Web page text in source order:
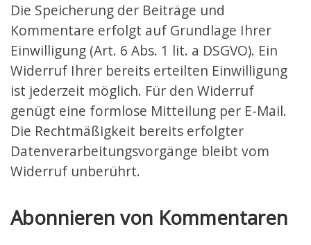
Die Speicherung der Beiträge und
Kommentare erfolgt auf Grundlage Ihrer
Einwilligung (Art. 6 Abs. 1 lit. a DSGVO). Ein
Widerruf Ihrer bereits erteilten Einwilligung
ist jederzeit möglich. Für den Widerruf
genügt eine formlose Mitteilung per E-Mail.
Die Rechtmäßigkeit bereits erfolgter
Datenverarbeitungsvorgänge bleibt vom
Widerruf unberührt.
Abonnieren von Kommentaren